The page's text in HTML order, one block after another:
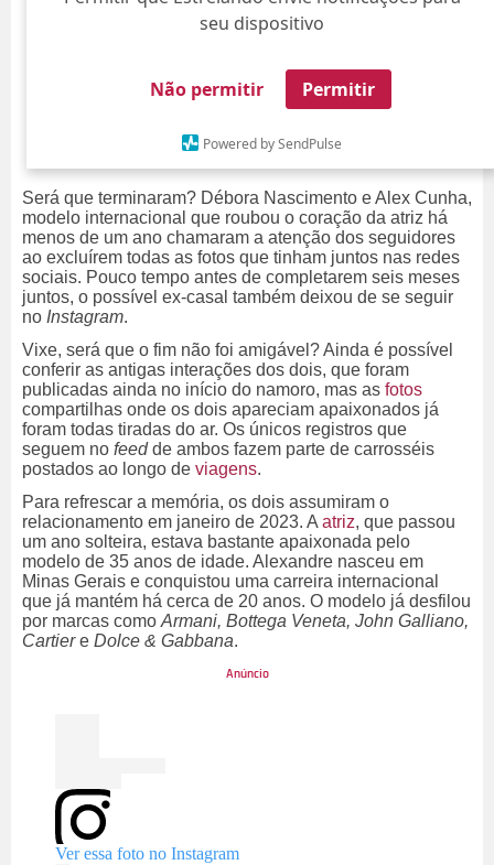
seu dispositivo
Não permitir Permitir
Powered by SendPulse
Será que terminaram? Débora Nascimento e Alex Cunha,
modelo internacional que roubou o coração da atriz há
menos de um ano chamaram a atenção dos seguidores
ao excluírem todas as fotos que tinham juntos nas redes
sociais. Pouco tempo antes de completarem seis meses
juntos, o possível ex-casal também deixou de se seguir
no Instagram.
Vixe, será que o fim não foi amigável? Ainda é possível
conferir as antigas interações dos dois, que foram
publicadas ainda no início do namoro, mas as fotos
compartilhas onde os dois apareciam apaixonados já
foram todas tiradas do ar. Os únicos registros que
seguem no feedde ambos fazem parte de carrosséis
postados ao longo de viagens.
Para refrescar a memória, os dois assumiram o
relacionamento em janeiro de 2023. A atriz, que passou
um ano solteira, estava bastante apaixonada pelo
modelo de 35 anos de idade. Alexandre nasceu em
Minas Gerais e conquistou uma carreira internacional
que já mantém há cerca de 20 anos. O modelo já desfilou
por marcas como Armani, Bottega Veneta, John Galliano,
Cartiere Dolce & Gabbana.
Ver essa foto no Instagram